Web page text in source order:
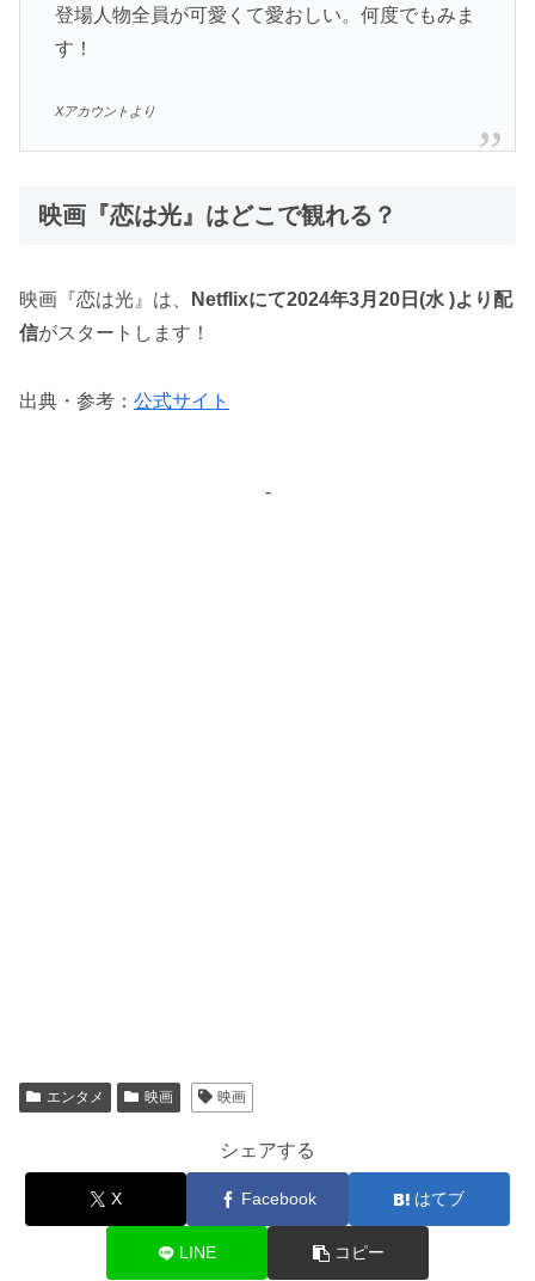
登場人物全員が可愛くて愛おしい。何度でもみま
す！
Xアカウントより
映画『恋は光』はどこで観れる？
映画『恋は光』は、
Netflixにて2024年3月20日(水 )より配
信がスタートします！
出典・参考： 公式サイト
-
エンタメ 映画 映画
シェアする
X Facebook はてブ
LINE コピー